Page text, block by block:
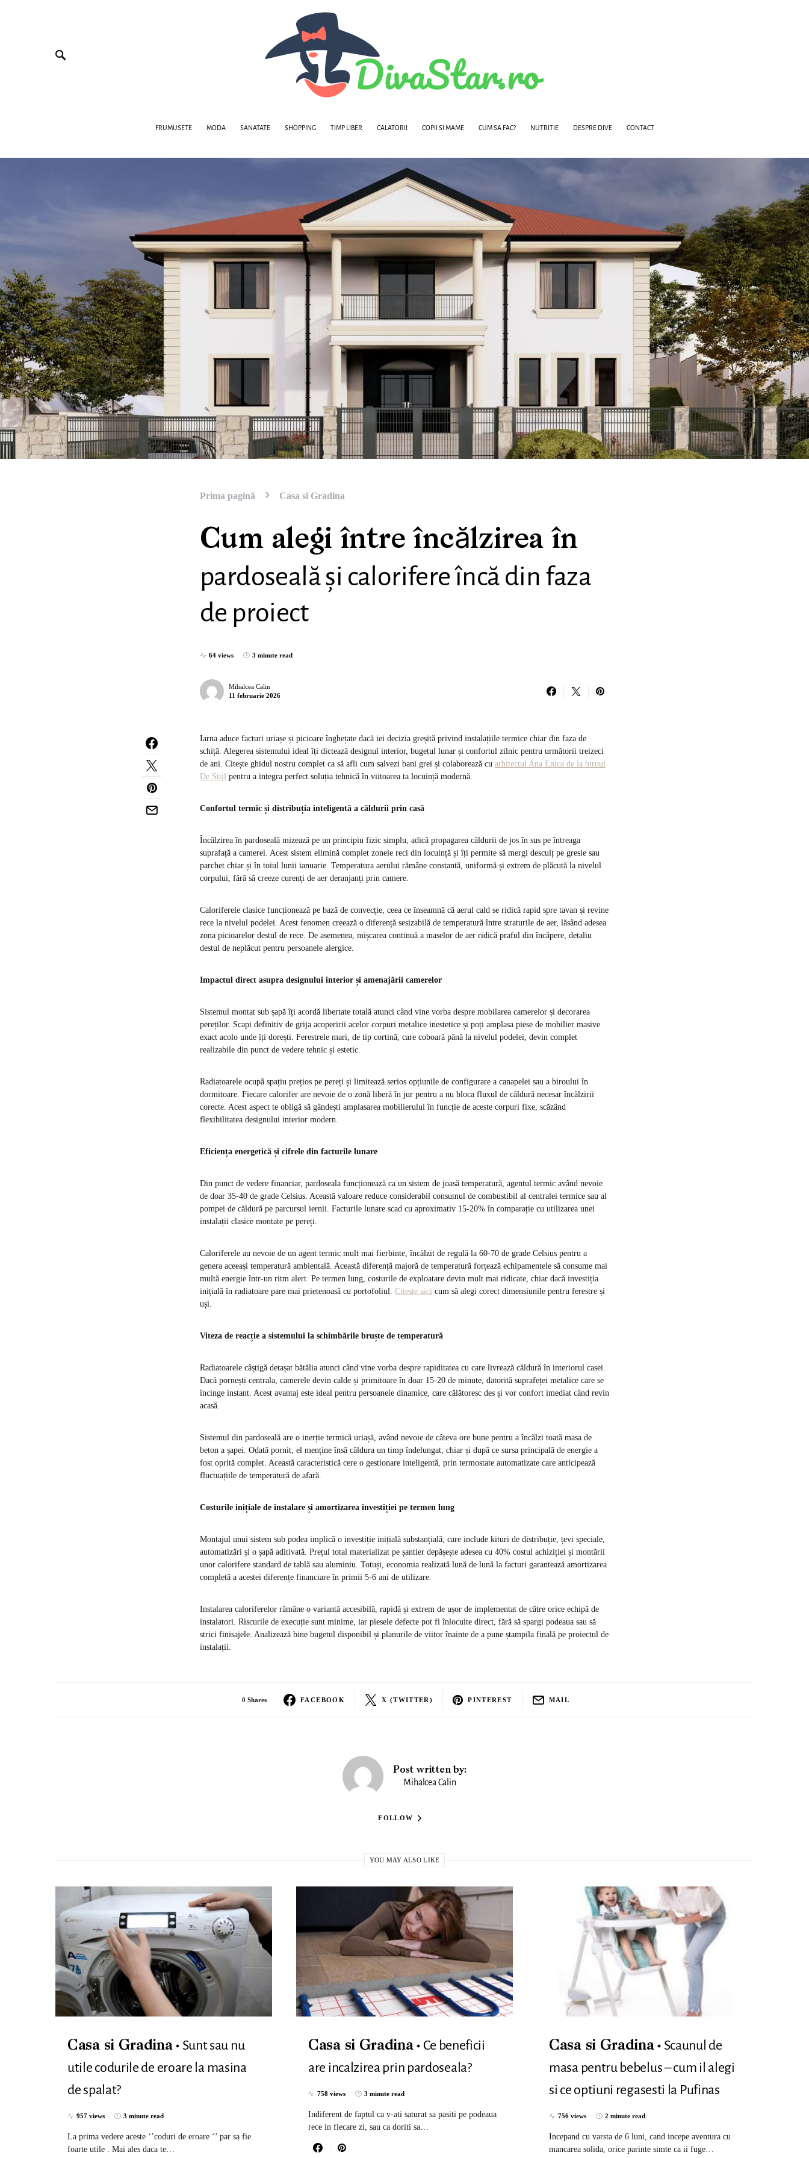
FRUMUSETE MODA SANATATE SHOPPING TIMP LIBER CALATORII COPII SI MAME CUM SA FAC? NUTRITIE DESPRE DIVE CONTACT
Prima pagină Casa si Gradina
Cum alegi între încălzirea în
pardoseală și calorifere încă din faza
de proiect
64 views 3 minute read
Mihalcea Calin
11 februarie 2026
Iarna aduce facturi uriașe și picioare înghețate dacă iei decizia greșită privind instalațiile termice chiar din faza de
schiță. Alegerea sistemului ideal îți dictează designul interior, bugetul lunar și confortul zilnic pentru următorii treizeci
de ani. Citește ghidul nostru complet ca să afli cum salvezi bani grei și colaborează cu arhitectul Ana Enica de la biroul
De Stijl pentru a integra perfect soluția tehnică în viitoarea ta locuință modernă.
Confortul termic și distribuția inteligentă a căldurii prin casă
Încălzirea în pardoseală mizează pe un principiu fizic simplu, adică propagarea căldurii de jos în sus pe întreaga
suprafață a camerei. Acest sistem elimină complet zonele reci din locuință și îți permite să mergi desculț pe gresie sau
parchet chiar și în toiul lunii ianuarie. Temperatura aerului rămâne constantă, uniformă și extrem de plăcută la nivelul
corpului, fără să creeze curenți de aer deranjanți prin camere.
Caloriferele clasice funcționează pe bază de convecție, ceea ce înseamnă că aerul cald se ridică rapid spre tavan și revine
rece la nivelul podelei. Acest fenomen creează o diferență sesizabilă de temperatură între straturile de aer, lăsând adesea
zona picioarelor destul de rece. De asemenea, mișcarea continuă a maselor de aer ridică praful din încăpere, detaliu
destul de neplăcut pentru persoanele alergice.
Impactul direct asupra designului interior și amenajării camerelor
Sistemul montat sub șapă îți acordă libertate totală atunci când vine vorba despre mobilarea camerelor și decorarea
pereților. Scapi definitiv de grija acoperirii acelor corpuri metalice inestetice și poți amplasa piese de mobilier masive
exact acolo unde îți dorești. Ferestrele mari, de tip cortină, care coboară până la nivelul podelei, devin complet
realizabile din punct de vedere tehnic și estetic.
Radiatoarele ocupă spațiu prețios pe pereți și limitează serios opțiunile de configurare a canapelei sau a biroului în
dormitoare. Fiecare calorifer are nevoie de o zonă liberă în jur pentru a nu bloca fluxul de căldură necesar încălzirii
corecte. Acest aspect te obligă să gândești amplasarea mobilierului în funcție de aceste corpuri fixe, scăzând
flexibilitatea designului interior modern.
Eficiența energetică și cifrele din facturile lunare
Din punct de vedere financiar, pardoseala funcționează ca un sistem de joasă temperatură, agentul termic având nevoie
de doar 35-40 de grade Celsius. Această valoare reduce considerabil consumul de combustibil al centralei termice sau al
pompei de căldură pe parcursul iernii. Facturile lunare scad cu aproximativ 15-20% în comparație cu utilizarea unei
instalații clasice montate pe pereți.
Caloriferele au nevoie de un agent termic mult mai fierbinte, încălzit de regulă la 60-70 de grade Celsius pentru a
genera aceeași temperatură ambientală. Această diferență majoră de temperatură forțează echipamentele să consume mai
multă energie într-un ritm alert. Pe termen lung, costurile de exploatare devin mult mai ridicate, chiar dacă investiția
inițială în radiatoare pare mai prietenoasă cu portofoliul. Citeste aici cum să alegi corect dimensiunile pentru ferestre și
uși.
Viteza de reacție a sistemului la schimbările bruște de temperatură
Radiatoarele câștigă detașat bătălia atunci când vine vorba despre rapiditatea cu care livrează căldură în interiorul casei.
Dacă pornești centrala, camerele devin calde și primitoare în doar 15-20 de minute, datorită suprafeței metalice care se
încinge instant. Acest avantaj este ideal pentru persoanele dinamice, care călătoresc des și vor confort imediat când revin
acasă.
Sistemul din pardoseală are o inerție termică uriașă, având nevoie de câteva ore bune pentru a încălzi toată masa de
beton a șapei. Odată pornit, el menține însă căldura un timp îndelungat, chiar și după ce sursa principală de energie a
fost oprită complet. Această caracteristică cere o gestionare inteligentă, prin termostate automatizate care anticipează
fluctuațiile de temperatură de afară.
Costurile inițiale de instalare și amortizarea investiției pe termen lung
Montajul unui sistem sub podea implică o investiție inițială substanțială, care include kituri de distribuție, țevi speciale,
automatizări și o șapă aditivată. Prețul total materializat pe șantier depășește adesea cu 40% costul achiziției și montării
unor calorifere standard de tablă sau aluminiu. Totuși, economia realizată lună de lună la facturi garantează amortizarea
completă a acestei diferențe financiare în primii 5-6 ani de utilizare.
Instalarea caloriferelor rămâne o variantă accesibilă, rapidă și extrem de ușor de implementat de către orice echipă de
instalatori. Riscurile de execuție sunt minime, iar piesele defecte pot fi înlocuite direct, fără să spargi podeaua sau să
strici finisajele. Analizează bine bugetul disponibil și planurile de viitor înainte de a pune ștampila finală pe proiectul de
instalații.
0 Shares FACEBOOK X (TWITTER) PINTEREST MAIL
Post written by:
Mihalcea Calin
FOLLOW
YOU MAY ALSO LIKE
Casa si Gradina
Sunt sau nu
utile codurile de eroare la masina
de spalat?
957 views 3 minute read
La prima vedere aceste ‘’coduri de eroare ‘’ par sa fie
foarte utile . Mai ales daca te…
Casa si Gradina
Ce beneficii
are incalzirea prin pardoseala?
758 views 3 minute read
Indiferent de faptul ca v-ati saturat sa pasiti pe podeaua
rece in fiecare zi, sau ca doriti sa…
Casa si Gradina
Scaunul de
masa pentru bebelus – cum il alegi
si ce optiuni regasesti la Pufinas
756 views 2 minute read
Incepand cu varsta de 6 luni, cand incepe aventura cu
mancarea solida, orice parinte simte ca ii fuge…